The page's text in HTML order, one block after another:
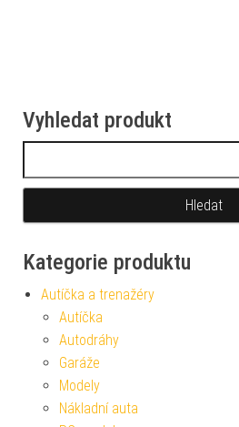
Vyhledat produkt
Kategorie produktu
Autíčka a trenažéry
Autíčka
Autodráhy
Garáže
Modely
Nákladní auta